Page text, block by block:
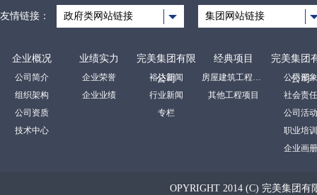
友情链接： 政府类网站链接 集团网站链接
企业概况
公司简介
组织架构
公司资质
技术中心
业绩实力
企业荣誉
企业业绩
完美集团有限
公司
裕达新闻
行业新闻
专栏
经典项目
房屋建筑工程项目
其他工程项目
完美集团
公司
公司形象
社会责任
公司活动
职业培训
企业画册
OPYRIGHT 2014 (C) 完美集团有